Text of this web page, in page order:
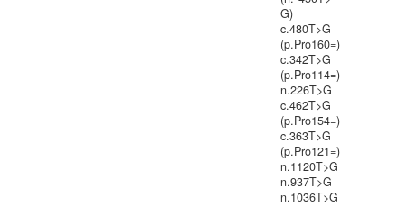
G)
c.480T>G
(p.Pro160=)
c.342T>G
(p.Pro114=)
n.226T>G
c.462T>G
(p.Pro154=)
c.363T>G
(p.Pro121=)
n.1120T>G
n.937T>G
n.1036T>G